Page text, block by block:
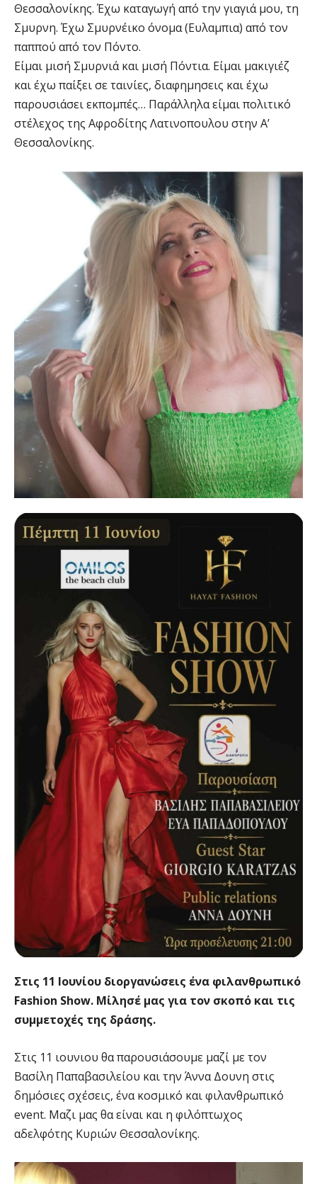
Θεσσαλονίκης. Έχω καταγωγή από την γιαγιά μου, τη
Σμυρνη. Έχω Σμυρνέικο όνομα (Ευλαμπια) από τον
παππού από τον Πόντο.
Είμαι μισή Σμυρνιά και μισή Πόντια. Είμαι μακιγιέζ
και έχω παίξει σε ταινίες, διαφημησεις και έχω
παρουσιάσει εκπομπές… Παράλληλα είμαι πολιτικό
στέλεχος της Αφροδίτης Λατινοπουλου στην Α’
Θεσσαλονίκης.
Στις 11 Ιουνίου διοργανώσεις ένα φιλανθρωπικό
Fashion Show. Μίλησέ μας για τον σκοπό και τις
συμμετοχές της δράσης.
Στις 11 ιουνιου θα παρουσιάσουμε μαζί με τον
Βασίλη Παπαβασιλείου και την Άννα Δουνη στις
δημόσιες σχέσεις, ένα κοσμικό και φιλανθρωπικό
event. Mαζι μας θα είναι και η φιλόπτωχος
αδελφότης Κυριών Θεσσαλονίκης.